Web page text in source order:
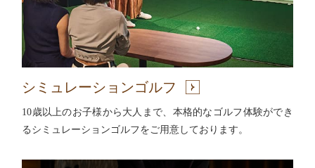
シミュレーションゴルフ
10歳以上のお子様から大人まで、本格的なゴルフ体験ができ
るシミュレーションゴルフをご用意しております。